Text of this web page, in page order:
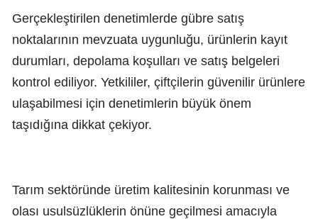
Gerçekleştirilen denetimlerde gübre satış
noktalarının mevzuata uygunluğu, ürünlerin kayıt
durumları, depolama koşulları ve satış belgeleri
kontrol ediliyor. Yetkililer, çiftçilerin güvenilir ürünlere
ulaşabilmesi için denetimlerin büyük önem
taşıdığına dikkat çekiyor.
Tarım sektöründe üretim kalitesinin korunması ve
olası usulsüzlüklerin önüne geçilmesi amacıyla